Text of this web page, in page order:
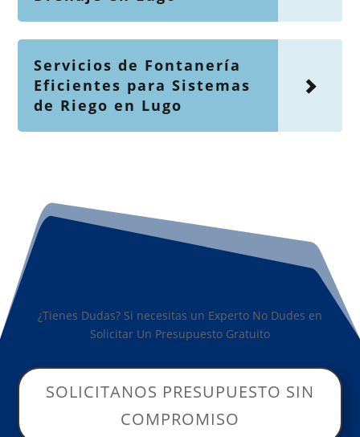
Servicios de Fontanería
Eficientes para Sistemas
de Riego en Lugo
¿Tienes Dudas? Si necesitas un Experto No Dudes en
Solicitar Un Presupuesto Gratuito
SOLICITANOS PRESUPUESTO SIN
COMPROMISO